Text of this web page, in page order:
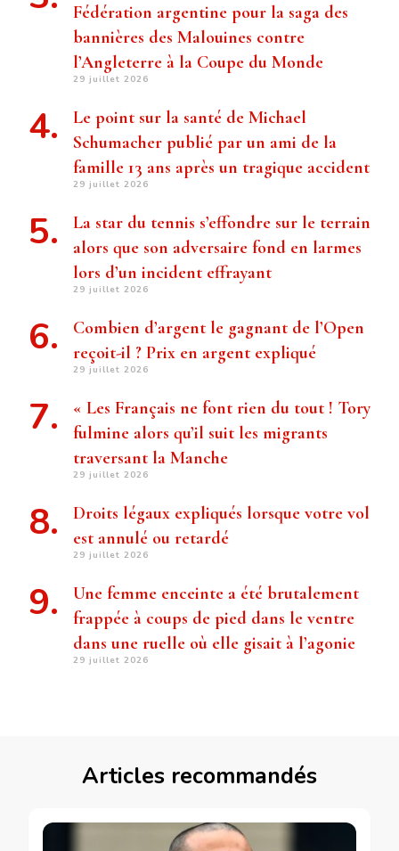
Fédération argentine pour la saga des
bannières des Malouines contre
l’Angleterre à la Coupe du Monde
29 juillet 2026
Le point sur la santé de Michael
Schumacher publié par un ami de la
famille 13 ans après un tragique accident
29 juillet 2026
La star du tennis s’effondre sur le terrain
alors que son adversaire fond en larmes
lors d’un incident effrayant
29 juillet 2026
Combien d’argent le gagnant de l’Open
reçoit-il ? Prix ​​en argent expliqué
29 juillet 2026
« Les Français ne font rien du tout ! Tory
fulmine alors qu’il suit les migrants
traversant la Manche
29 juillet 2026
Droits légaux expliqués lorsque votre vol
est annulé ou retardé
29 juillet 2026
Une femme enceinte a été brutalement
frappée à coups de pied dans le ventre
dans une ruelle où elle gisait à l’agonie
29 juillet 2026
Articles recommandés